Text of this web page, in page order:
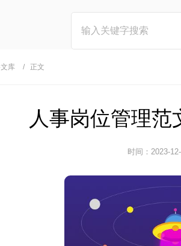
库 正文
人事岗位管理
时间：2023-